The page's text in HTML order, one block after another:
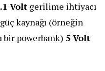
Volt gerilime ihtiyacı
kaynağı (örneğin
bir powerbank) 5 Volt